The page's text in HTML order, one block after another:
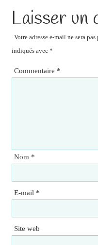
Laisser un
Votre adresse e-mail ne sera
indiqués avec *
Commentaire *
Nom *
E-mail *
Site web